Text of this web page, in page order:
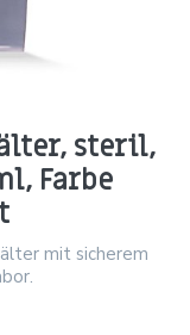
steril,
Farbe
mit sicherem